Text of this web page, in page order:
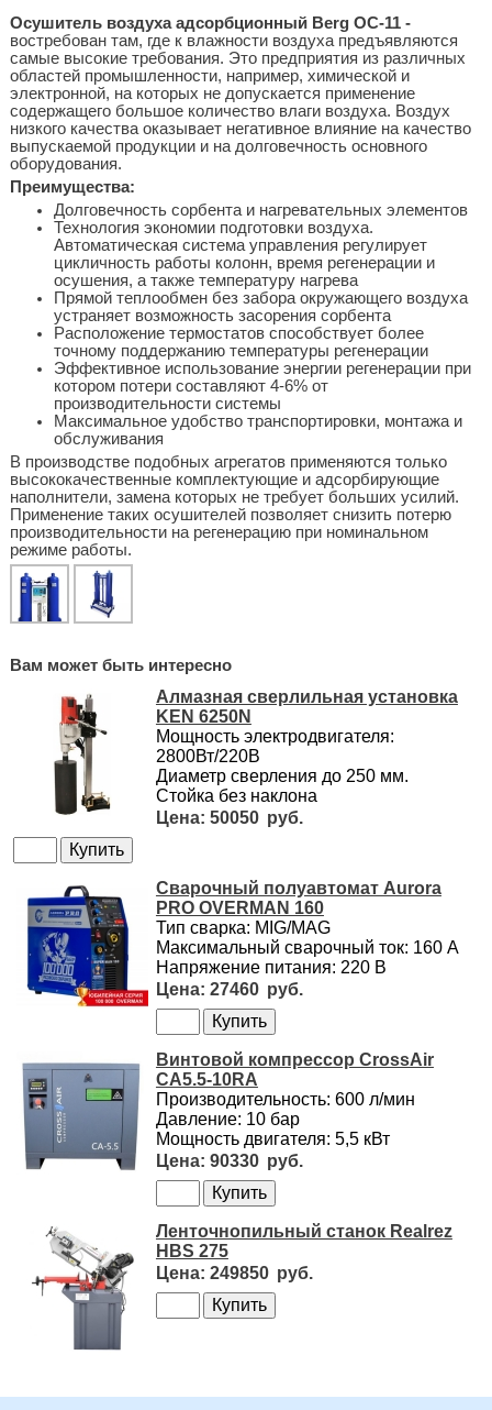
Осушитель воздуха адсорбционный Berg ОС-11 -
востребован там, где к влажности воздуха предъявляются
самые высокие требования. Это предприятия из различных
областей промышленности, например, химической и
электронной, на которых не допускается применение
содержащего большое количество влаги воздуха. Воздух
низкого качества оказывает негативное влияние на качество
выпускаемой продукции и на долговечность основного
оборудования.
Преимущества:
Долговечность сорбента и нагревательных элементов
Технология экономии подготовки воздуха.
Автоматическая система управления регулирует
цикличность работы колонн, время регенерации и
осушения, а также температуру нагрева
Прямой теплообмен без забора окружающего воздуха
устраняет возможность засорения сорбента
Расположение термостатов способствует более
точному поддержанию температуры регенерации
Эффективное использование энергии регенерации при
котором потери составляют 4-6% от
производительности системы
Максимальное удобство транспортировки, монтажа и
обслуживания
В производстве подобных агрегатов применяются только
высококачественные комплектующие и адсорбирующие
наполнители, замена которых не требует больших усилий.
Применение таких осушителей позволяет снизить потерю
производительности на регенерацию при номинальном
режиме работы.
Вам может быть интересно
Алмазная сверлильная установка
KEN 6250N
Мощность электродвигателя:
2800Вт/220В
Диаметр сверления до 250 мм.
Стойка без наклона
50050
Сварочный полуавтомат Aurora
PRO OVERMAN 160
Тип сварка: MIG/MAG
Максимальный сварочный ток: 160 А
Напряжение питания: 220 В
27460
Винтовой компрессор CrossAir
CA5.5-10RA
Производительность: 600 л/мин
Давление: 10 бар
Мощность двигателя: 5,5 кВт
90330
Ленточнопильный станок Realrez
HBS 275
249850